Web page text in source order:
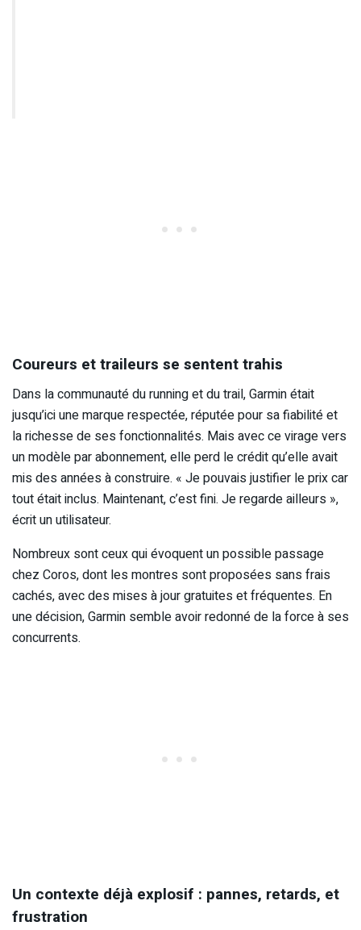
Coureurs et traileurs se sentent trahis
Dans la communauté du running et du trail, Garmin était
jusqu’ici une marque respectée, réputée pour sa fiabilité et
la richesse de ses fonctionnalités. Mais avec ce virage vers
un modèle par abonnement, elle perd le crédit qu’elle avait
mis des années à construire. « Je pouvais justifier le prix car
tout était inclus. Maintenant, c’est fini. Je regarde ailleurs »,
écrit un utilisateur.
Nombreux sont ceux qui évoquent un possible passage
chez Coros, dont les montres sont proposées sans frais
cachés, avec des mises à jour gratuites et fréquentes. En
une décision, Garmin semble avoir redonné de la force à ses
concurrents.
Un contexte déjà explosif : pannes, retards, et
frustration